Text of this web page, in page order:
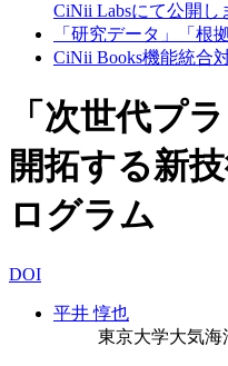
CiNii Labsにて公開し
「研究データ」「根
CiNii Books機能統合
「次世代プ
開拓する新
ログラム
DOI
平井 惇也
東京大学大気海